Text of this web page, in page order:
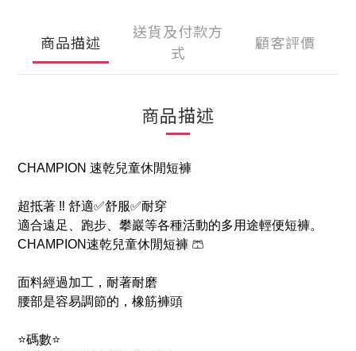
商品描述
送貨及付款方
式
顧客評價
商品描述
CHAMPION 速乾兒童休閒短褲
超抵著 ‼️ 舒適✅舒服✅耐穿
適合遠足、跑步、攀巖等各種活動的多用途輕便短褲。
CHAMPION速乾兒童休閒短褲 🩳
面料經過加工，耐著耐磨
腰部是容易調節的，橡筋褲頭
⭐️碼數⭐️